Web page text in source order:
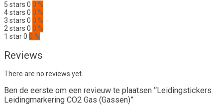
5 stars 0 0 %
4 stars 0 0 %
3 stars 0 0 %
2 stars 0 0 %
1 star0 0 %
Reviews
There are no reviews yet.
Ben de eerste om een revieuw te plaatsen “Leidingstickers
Leidingmarkering CO2 Gas (Gassen)”